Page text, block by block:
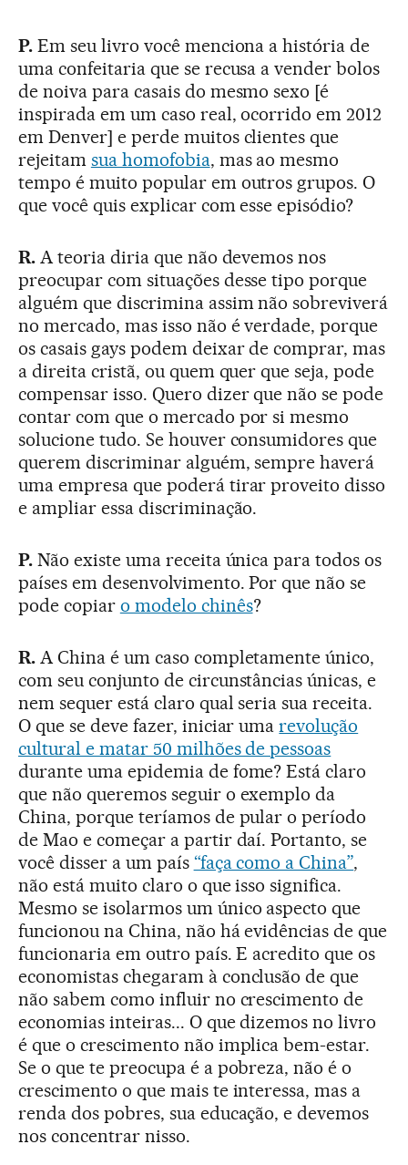
P. Em seu livro você menciona a história de
uma confeitaria que se recusa a vender bolos
de noiva para casais do mesmo sexo [é
inspirada em um caso real, ocorrido em 2012
em Denver] e perde muitos clientes que
rejeitam sua homofobia, mas ao mesmo
tempo é muito popular em outros grupos. O
que você quis explicar com esse episódio?
R. A teoria diria que não devemos nos
preocupar com situações desse tipo porque
alguém que discrimina assim não sobreviverá
no mercado, mas isso não é verdade, porque
os casais gays podem deixar de comprar, mas
a direita cristã, ou quem quer que seja, pode
compensar isso. Quero dizer que não se pode
contar com que o mercado por si mesmo
solucione tudo. Se houver consumidores que
querem discriminar alguém, sempre haverá
uma empresa que poderá tirar proveito disso
e ampliar essa discriminação.
P. Não existe uma receita única para todos os
países em desenvolvimento. Por que não se
pode copiar o modelo chinês?
R. A China é um caso completamente único,
com seu conjunto de circunstâncias únicas, e
nem sequer está claro qual seria sua receita.
O que se deve fazer, iniciar umarevolução
cultural e matar 50 milhões de pessoas
durante uma epidemia de fome? Está claro
que não queremos seguir o exemplo da
China, porque teríamos de pular o período
de Mao e começar a partir daí. Portanto, se
você disser a um país “faça como a China”,
não está muito claro o que isso significa.
Mesmo se isolarmos um único aspecto que
funcionou na China, não há evidências de que
funcionaria em outro país. E acredito que os
economistas chegaram à conclusão de que
não sabem como influir no crescimento de
economias inteiras... O que dizemos no livro
é que o crescimento não implica bem-estar.
Se o que te preocupa é a pobreza, não é o
crescimento o que mais te interessa, mas a
renda dos pobres, sua educação, e devemos
nos concentrar nisso.